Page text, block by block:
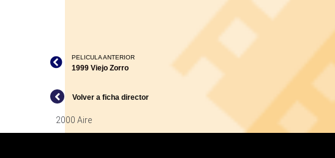
PELICULA ANTERIOR
1999 Viejo Zorro
Volver a ficha director
2000 Aire